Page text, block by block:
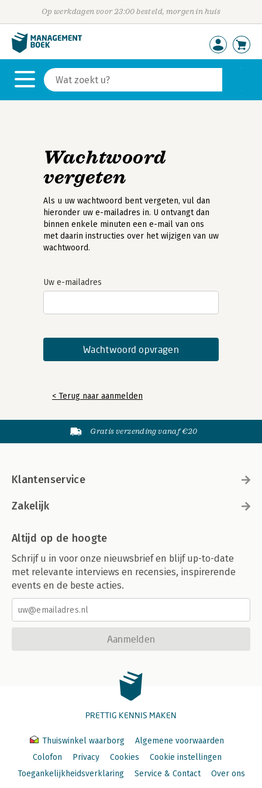
Op werkdagen voor 23:00 besteld, morgen in huis
Wachtwoord
vergeten
Als u uw wachtwoord bent vergeten, vul dan
hieronder uw e-mailadres in. U ontvangt dan
binnen enkele minuten een e-mail van ons
met daarin instructies over het wijzigen van uw
wachtwoord.
Uw e-mailadres
< Terug naar aanmelden
Gratis verzending vanaf €20
Klantenservice
Zakelijk
Altijd op de hoogte
Schrijf u in voor onze nieuwsbrief en blijf up-to-date
met relevante interviews en recensies, inspirerende
events en de beste acties.
Aanmelden
PRETTIG KENNIS MAKEN
Thuiswinkel waarborg
Algemene voorwaarden
Colofon
Privacy Cookies
Cookie instellingen
Toegankelijkheidsverklaring
Service & Contact Over ons